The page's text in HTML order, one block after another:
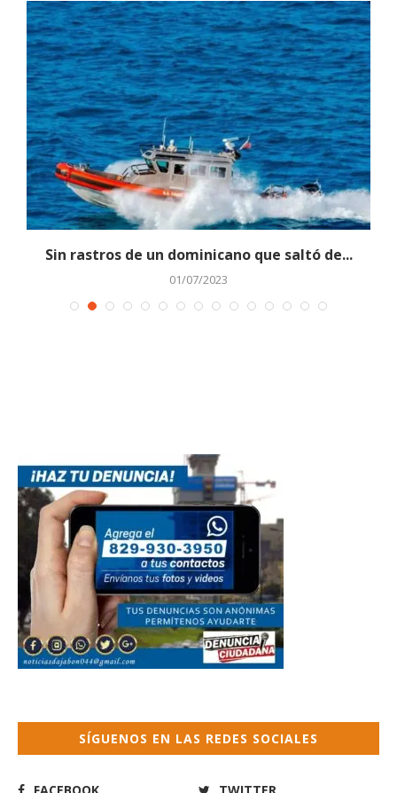
Sin rastros de un dominicano que saltó de...
01/07/2023
SÍGUENOS EN LAS REDES SOCIALES